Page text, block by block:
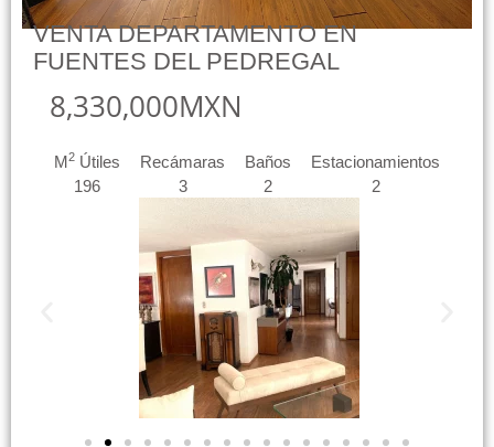
VENTA DEPARTAMENTO EN
FUENTES DEL PEDREGAL
8,330,000MXN
M2 Útiles
196
Recámaras
3
Baños
2
Estacionamientos
2